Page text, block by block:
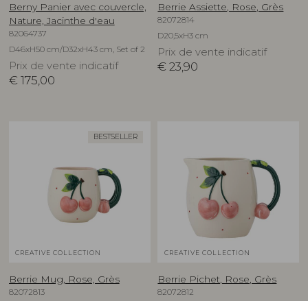
Berny Panier avec couvercle,
Nature, Jacinthe d'eau
82064737
D46xH50 cm/D32xH43 cm, Set of 2
Prix de vente indicatif
€ 175,00
Berrie Assiette, Rose, Grès
82072814
D20,5xH3 cm
Prix de vente indicatif
€ 23,90
BESTSELLER
CREATIVE COLLECTION
Berrie Mug, Rose, Grès
82072813
CREATIVE COLLECTION
Berrie Pichet, Rose, Grès
82072812